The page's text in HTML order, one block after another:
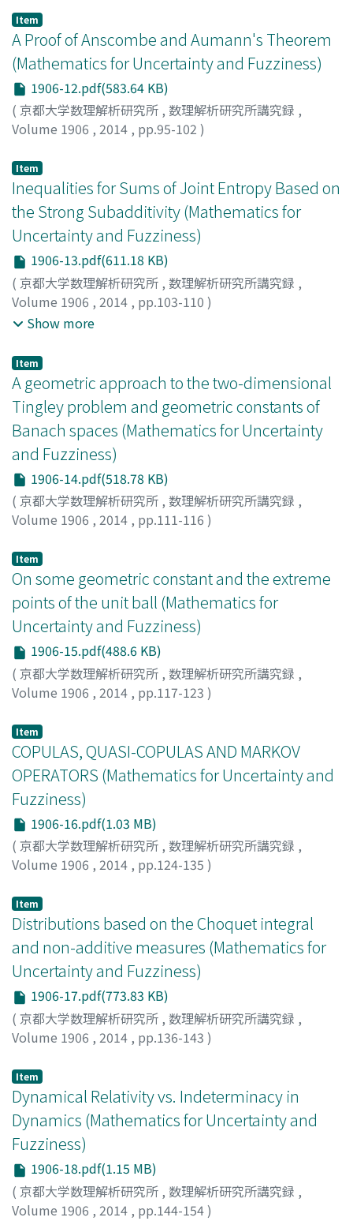
ムロフシ, トシアキ
Item
A Proof of Anscombe and Aumann's Theorem
(Mathematics for Uncertainty and Fuzziness)
1906-12.pdf(583.64 KB)
( 京都大学数理解析研究所 , 数理解析研究所講究録 ,
Volume 1906 , 2014 , pp.95-102 )
Item
Inequalities for Sums of Joint Entropy Based on
the Strong Subadditivity (Mathematics for
Uncertainty and Fuzziness)
1906-13.pdf(611.18 KB)
( 京都大学数理解析研究所 , 数理解析研究所講究録 ,
Volume 1906 , 2014 , pp.103-110 )
岸, 祐太; 落海, 望
ゾム;
Show more
Item
A geometric approach to the two-dimensional
Tingley problem and geometric constants of
Banach spaces (Mathematics for Uncertainty
and Fuzziness)
1906-14.pdf(518.78 KB)
( 京都大学数理解析研究所 , 数理解析研究所講究録 ,
Volume 1906 , 2014 , pp.111-116 )
Item
On some geometric constant and the extreme
points of the unit ball (Mathematics for
Uncertainty and Fuzziness)
1906-15.pdf(488.6 KB)
( 京都大学数理解析研究所 , 数理解析研究所講究録 ,
Volume 1906 , 2014 , pp.117-123 )
Item
COPULAS, QUASI-COPULAS AND MARKOV
OPERATORS (Mathematics for Uncertainty and
Fuzziness)
1906-16.pdf(1.03 MB)
( 京都大学数理解析研究所 , 数理解析研究所講究録 ,
Volume 1906 , 2014 , pp.124-135 )
Item
Distributions based on the Choquet integral
and non-additive measures (Mathematics for
Uncertainty and Fuzziness)
1906-17.pdf(773.83 KB)
( 京都大学数理解析研究所 , 数理解析研究所講究録 ,
Volume 1906 , 2014 , pp.136-143 )
Item
Dynamical Relativity vs. Indeterminacy in
Dynamics (Mathematics for Uncertainty and
Fuzziness)
1906-18.pdf(1.15 MB)
( 京都大学数理解析研究所 , 数理解析研究所講究録 ,
Volume 1906 , 2014 , pp.144-154)